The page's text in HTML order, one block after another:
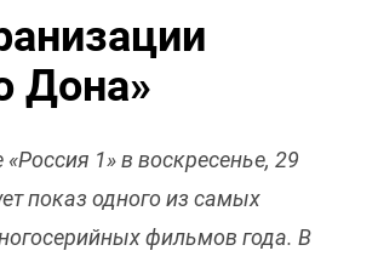
Дона»
1» в воскресенье, 29
показ одного из самых
фильмов года. В